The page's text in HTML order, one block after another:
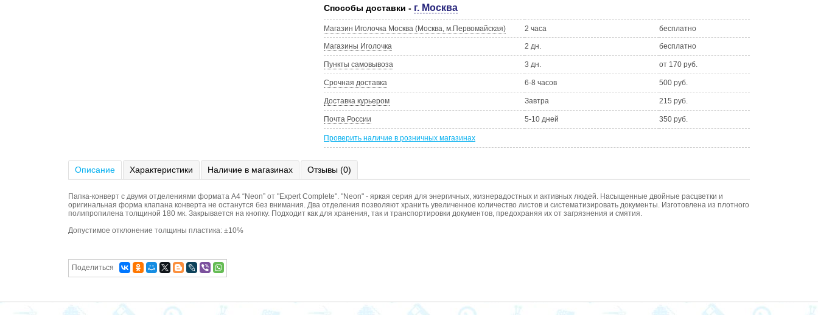
Способы доставки - г. Москва
Магазин Иголочка Москва (Москва, м.Первомайская) 2 часа бесплатно
Магазины Иголочка 2 дн. бесплатно
Пункты самовывоза 3 дн. от 170 руб.
Срочная доставка 6-8 часов 500 руб.
Доставка курьером Завтра 215 руб.
Почта России 5-10 дней 350 руб.
Проверить наличие в розничных магазинах
Описание Характеристики Наличие в магазинах Отзывы (0)
Папка-конверт с двумя отделениями формата А4 “Neon” от "Expert Complete". "Neon" - яркая серия для энергичных, жизнерадостных и активных людей. Насыщенные двойные расцветки и
оригинальная форма клапана конверта не останутся без внимания. Два отделения позволяют хранить увеличенное количество листов и систематизировать документы. Изготовлена из плотного
полипропилена толщиной 180 мк. Закрывается на кнопку. Подходит как для хранения, так и транспортировки документов, предохраняя их от загрязнения и смятия.
Допустимое отклонение толщины пластика: ±10%
Поделиться